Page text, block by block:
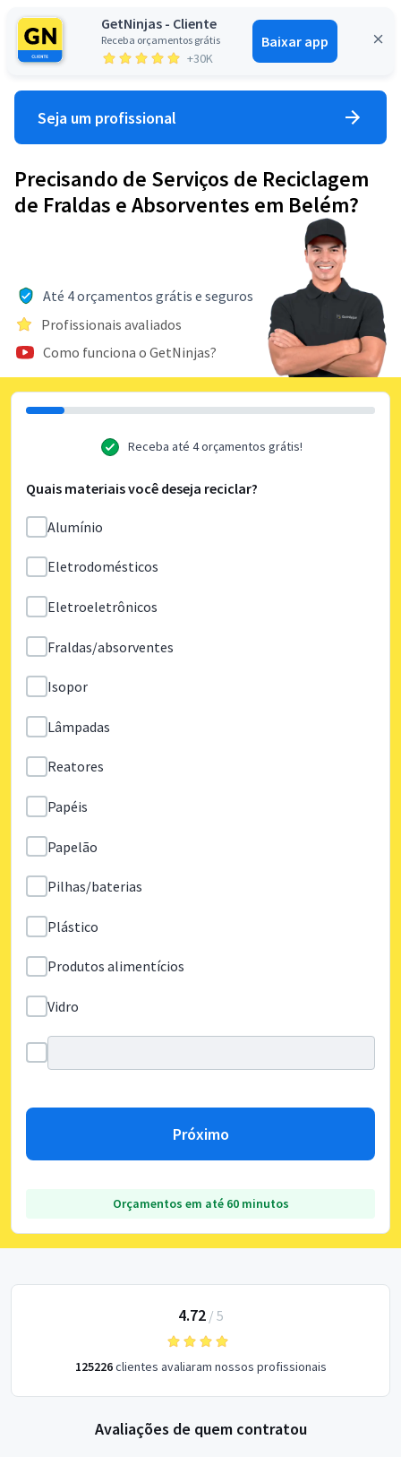
GetNinjas - Cliente
Receba orçamentos grátis
+30K
Baixar app
Entrar
Seja um profissional
Precisando de Serviços de Reciclagem
de Fraldas e Absorventes em Belém?
Até 4 orçamentos grátis e seguros
Profissionais avaliados
Como funciona o GetNinjas?
Receba até 4 orçamentos grátis!
Quais materiais você deseja reciclar?
Alumínio
Eletrodomésticos
Eletroeletrônicos
Fraldas/absorventes
Isopor
Lâmpadas
Reatores
Papéis
Papelão
Pilhas/baterias
Plástico
Produtos alimentícios
Vidro
Próximo
Orçamentos em até 60 minutos
4.72/ 5
125226clientes avaliaram nossos profissionais
Avaliações de quem contratou